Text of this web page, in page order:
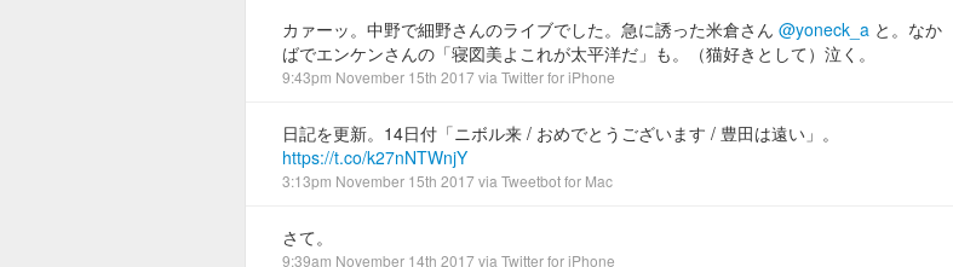
カァーッ。中野で細野さんのライブでした。急に誘った米倉さん @yoneck_a と。なか
ばでエンケンさんの「寝図美よこれが太平洋だ」も。（猫好きとして）泣く。
9:43pm November 15th 2017via Twitter for iPhone
日記を更新。14日付「ニボル来 / おめでとうございます / 豊田は遠い」。
https://t.co/k27nNTWnjY
3:13pm November 15th 2017via Tweetbot for Mac
さて。
9:39am November 14th 2017via Twitter for iPhone